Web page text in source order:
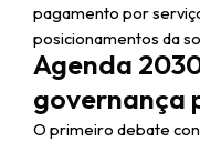
pagamento por
posicionamentos da
Agenda
governança
O primeiro debate